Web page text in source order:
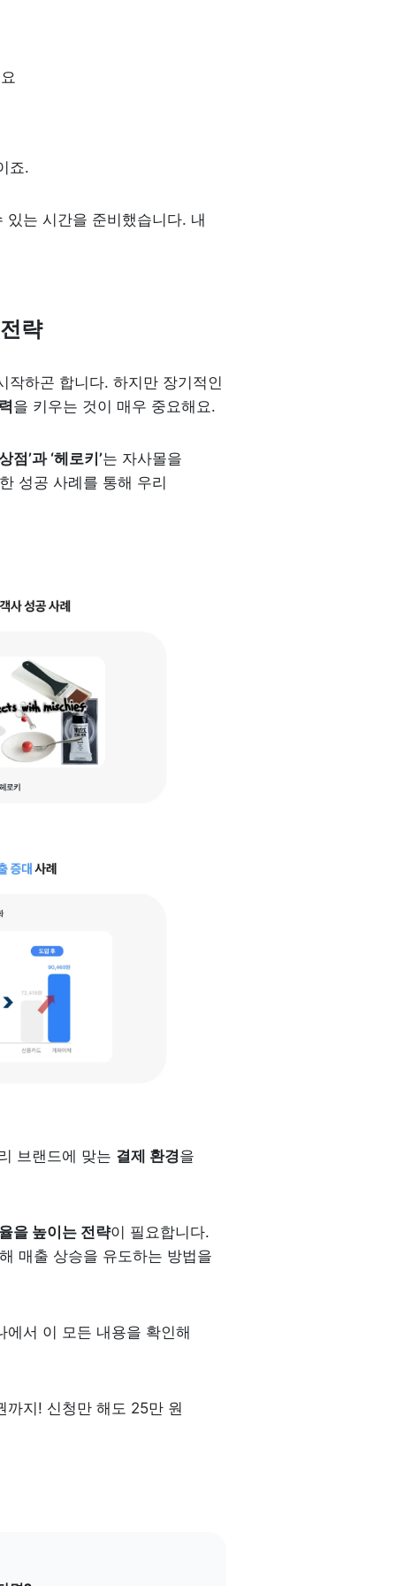
죠.
는 시간을 준비했습니다. 내
략
작하곤 합니다. 하지만 장기적인
을 키우는 것이 매우 중요해요.
점’과 ‘헤로키’는 자사몰을
성공 사례를 통해 우리
브랜드에 맞는 결제 환경을
을 높이는 전략이 필요합니다.
매출 상승을 유도하는 방법을
에서 이 모든 내용을 확인해
까지! 신청만 해도 25만 원